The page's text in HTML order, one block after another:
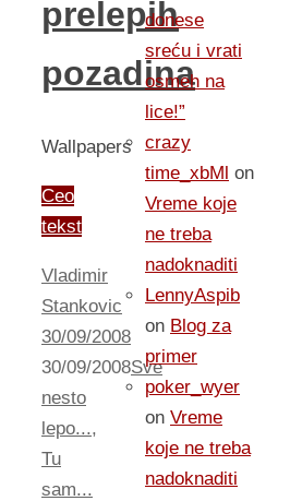
prelepih
pozadina
Wallpapers
Ceo
tekst
Vladimir
Stankovic
30/09/2008
30/09/2008Sve
nesto
lepo...,
Tu
sam...
donese
sreću i vrati
osmeh na
lice!”
crazy
time_xbMl on
Vreme koje
ne treba
nadoknaditi
LennyAspib
on Blog za
primer
poker_wyer
on Vreme
koje ne treba
nadoknaditi